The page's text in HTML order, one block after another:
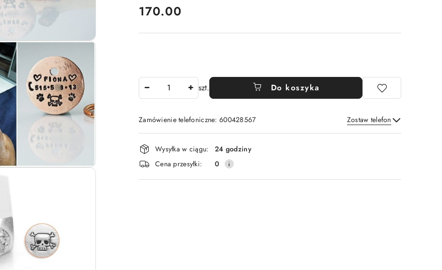
cena:
170.00
szt. Do koszyka
Zamówienie telefoniczne: 600428567 Zostaw telefon
Wyślij
Dostępność
i
dostawa
Wysyłka w ciągu:
24 godziny
Cena przesyłki:
0